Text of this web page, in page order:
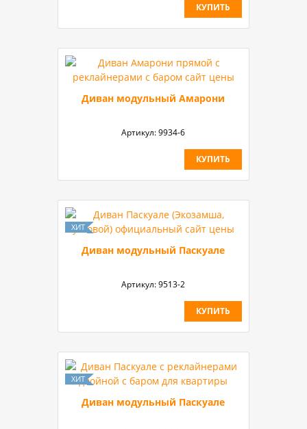
КУПИТЬ
Диван модульный Амарони
Артикул:9934-6
КУПИТЬ
Диван модульный Паскуале
Артикул:9513-2
КУПИТЬ
Диван модульный Паскуале